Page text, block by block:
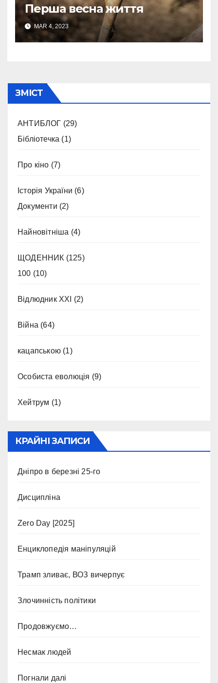
Перша весна життя
MAR 4, 2023
ЗМІСТ
АНТИБЛОГ (29)
Бібліотечка (1)
Про кіно (7)
Історія України (6)
Документи (2)
Найновітніша (4)
ЩОДЕННИК (125)
100 (10)
Відлюдник XXI (2)
Війна (64)
кацапською (1)
Особиста еволюція (9)
Хейтрум (1)
КРАЙНІ ЗАПИСИ
Дніпро в березні 25-го
Дисципліна
Zero Day [2025]
Енциклопедія маніпуляцій
Трамп зливає, ВОЗ вичерпує
Злочинність політики
Продовжуємо…
Несмак людей
Погнали далі